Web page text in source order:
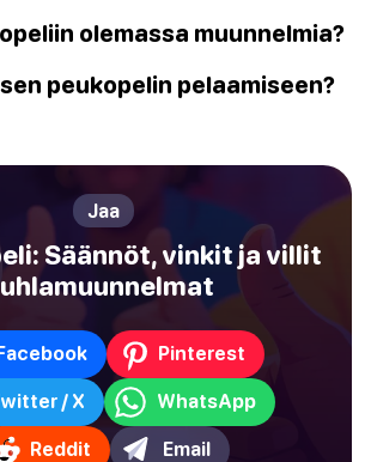
olemassa muunnelmia?
peukopelin pelaamiseen?
Jaa
Säännöt, vinkit ja villit
Pinterest
/ X WhatsApp
Reddit Email